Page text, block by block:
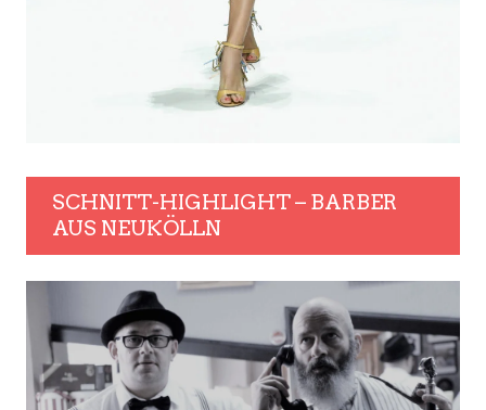
SCHNITT-HIGHLIGHT – BARBER
AUS NEUKÖLLN